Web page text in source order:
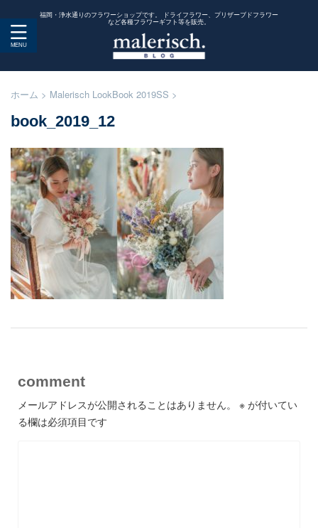
福岡・浄水通りのフラワーショップです。 ドライフラワー、プリザーブドフラワー
など各種フラワーギフト等を販売。
ホーム > Malerisch LookBook 2019SS >
book_2019_12
comment
メールアドレスが公開されることはありません。 ※ が付いてい
る欄は必須項目です